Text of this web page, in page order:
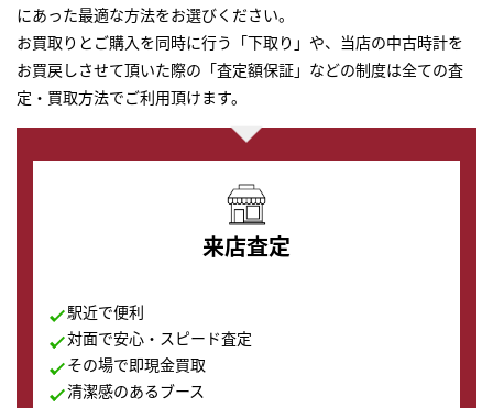
にあった最適な方法をお選びください。
お買取りとご購入を同時に行う「下取り」や、当店の中古時計を
お買戻しさせて頂いた際の「査定額保証」などの制度は全ての査
定・買取方法でご利用頂けます。
来店査定
駅近で便利
対面で安心・スピード査定
その場で即現金買取
清潔感のあるブース